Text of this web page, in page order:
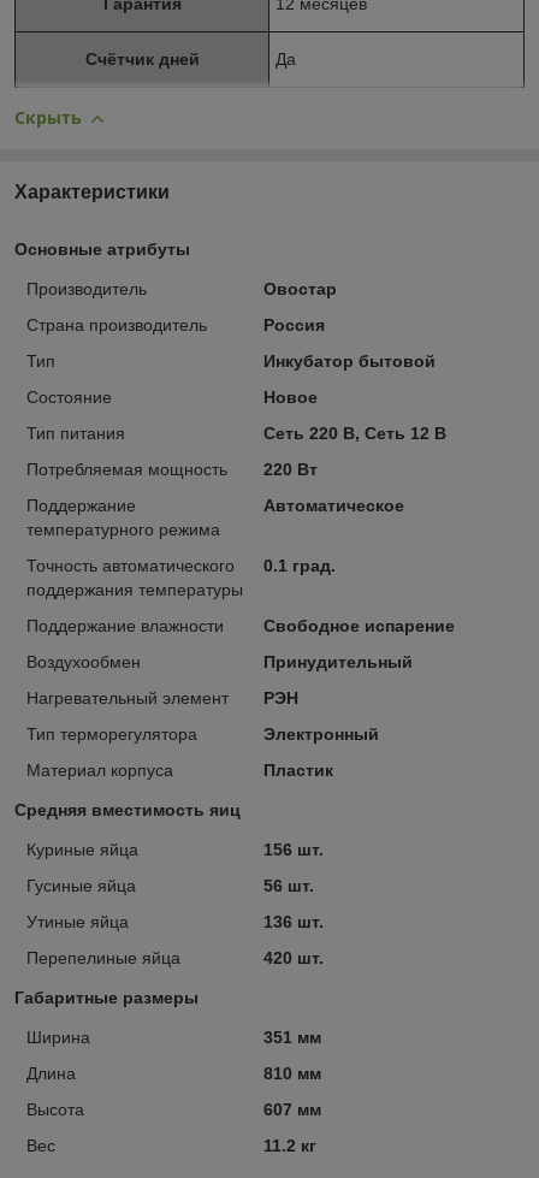
Гарантия 12 месяцев
Счётчик дней Да
Скрыть
Характеристики
Основные атрибуты
Производитель
Овостар
Страна производитель
Россия
Тип
Инкубатор бытовой
Состояние
Новое
Тип питания
Сеть 220 В, Сеть 12 В
Потребляемая мощность
220 Вт
Поддержание
температурного режима
Автоматическое
Точность автоматического
поддержания температуры
0.1 град.
Поддержание влажности
Свободное испарение
Воздухообмен
Принудительный
Нагревательный элемент
РЭН
Тип терморегулятора
Электронный
Материал корпуса
Пластик
Средняя вместимость яиц
Куриные яйца
156 шт.
Гусиные яйца
56 шт.
Утиные яйца
136 шт.
Перепелиные яйца
420 шт.
Габаритные размеры
Ширина
351 мм
Длина
810 мм
Высота
607 мм
Вес
11.2 кг